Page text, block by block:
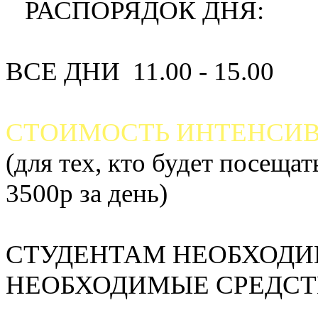
РАСПОРЯДОК ДНЯ:
ВСЕ ДНИ 11.00 - 15.00
СТОИМОСТЬ
(для тех, кто будет
3500р за день)
СТУДЕНТАМ
НЕОБХОДИМЫЕ